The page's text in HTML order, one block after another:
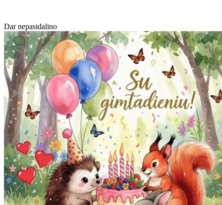
Dar nepasidalino